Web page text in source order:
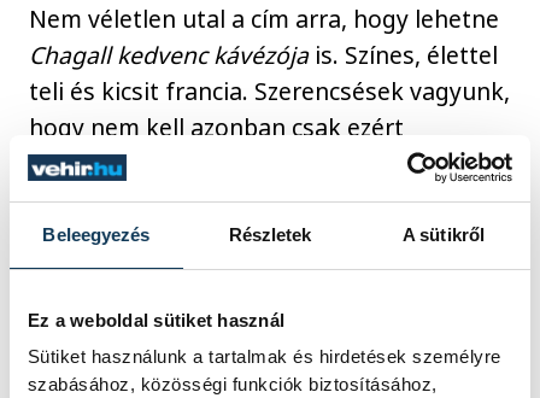
Beleegyezés Részletek A sütikről
Ez a weboldal sütiket használ
Sütiket használunk a tartalmak és hirdetések személyre
szabásához, közösségi funkciók biztosításához,
Nem véletlen utal a cím arra, hogy lehetne
Chagall kedvenc kávézójais. Színes, élettel
teli és kicsit francia. Szerencsések vagyunk,
hogy nem kell azonban csak ezért
Franciaországig utaznunk, mert Sára már
megtette helyettünk, és hazahozta a
párizsi kávézók felejthetetlen nyüzsgését
és hangulatát. És hozzá a tökéletes
croissant-t és tejeskávét, a kultikus
divatmagazinokat és a kortárs művészek
képeit a falakon. A vibrálást, a nyüzsgést,